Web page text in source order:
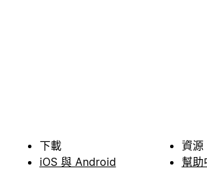
下載
iOS 與 Android
資源
幫助